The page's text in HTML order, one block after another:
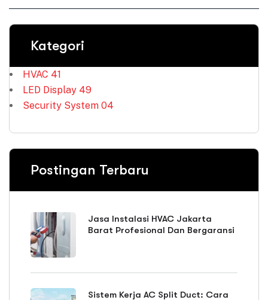
Kategori
HVAC 41
LED Display 49
Security System 04
Postingan Terbaru
Jasa Instalasi HVAC Jakarta
Barat Profesional Dan Bergaransi
Sistem Kerja AC Split Duct: Cara